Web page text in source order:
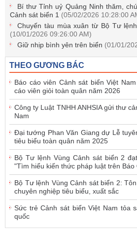
Bí thư Tỉnh uỷ Quảng Ninh thăm,
Cảnh sát biển 1 (05/02/2026 10:28:00
Chuyến tàu mùa xuân từ Bộ Tư
(10/01/2026 09:26:00 AM)
Giữ nhịp bình yên trên biển (01/01/
THEO GƯƠNG BÁC
Báo cáo viên Cảnh sát biển Việt
cáo viên giỏi toàn quân năm 2026
Công ty Luật TNHH ANHSIA gửi thư
Nam
Đại tướng Phan Văn Giang dự Lễ
tiêu biểu toàn quân năm 2025
Bộ Tư lệnh Vùng Cảnh sát biển 2
"Tìm hiểu kiến thức pháp luật trên Báo
Bộ Tư lệnh Vùng Cảnh sát biển 2:
chuyên nghiệp tiêu biểu, xuất sắc
Sức trẻ Cảnh sát biển Việt Nam tỏa
quốc